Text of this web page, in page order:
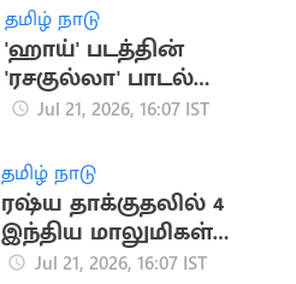
தமிழ் நாடு
'ஹாய்' படத்தின்
'ரசகுல்லா' பாடல்
நாளை வெளியீடு
Jul 21, 2026, 16:07 IST
தமிழ் நாடு
ரஷ்ய தாக்குதலில் 4
இந்திய மாலுமிகள்
பலி: இந்தியா
Jul 21, 2026, 16:07 IST